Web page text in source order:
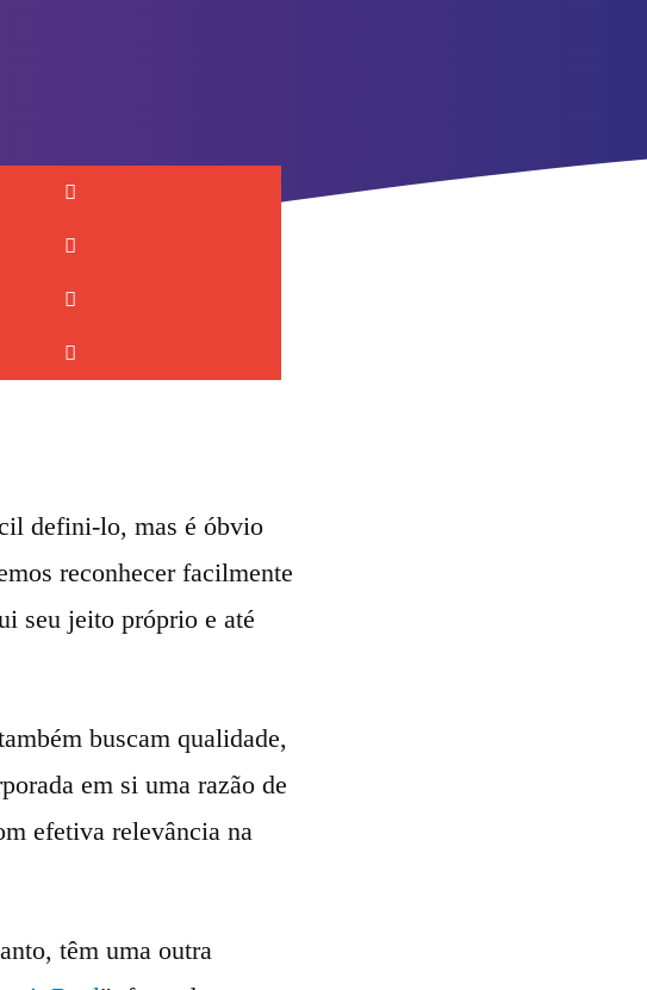
defini-lo, mas é óbvio
reconhecer facilmente
seu jeito próprio e até
buscam qualidade,
em si uma razão de
efetiva relevância na
têm uma outra